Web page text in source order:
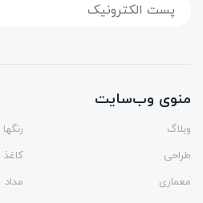
منوی وب‌سایت
وبلاگ
رنگها
طراحی
کاغذ
معماری
مداد